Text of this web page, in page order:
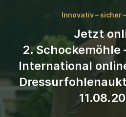
Innovativ – sicher
Jetzt
2. Schockemöhle
International